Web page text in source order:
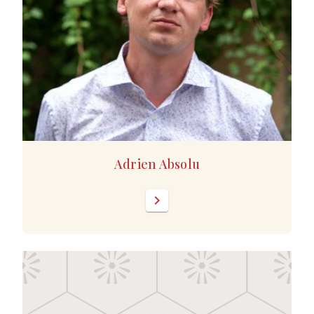
Adrien Absolu
chevron_right